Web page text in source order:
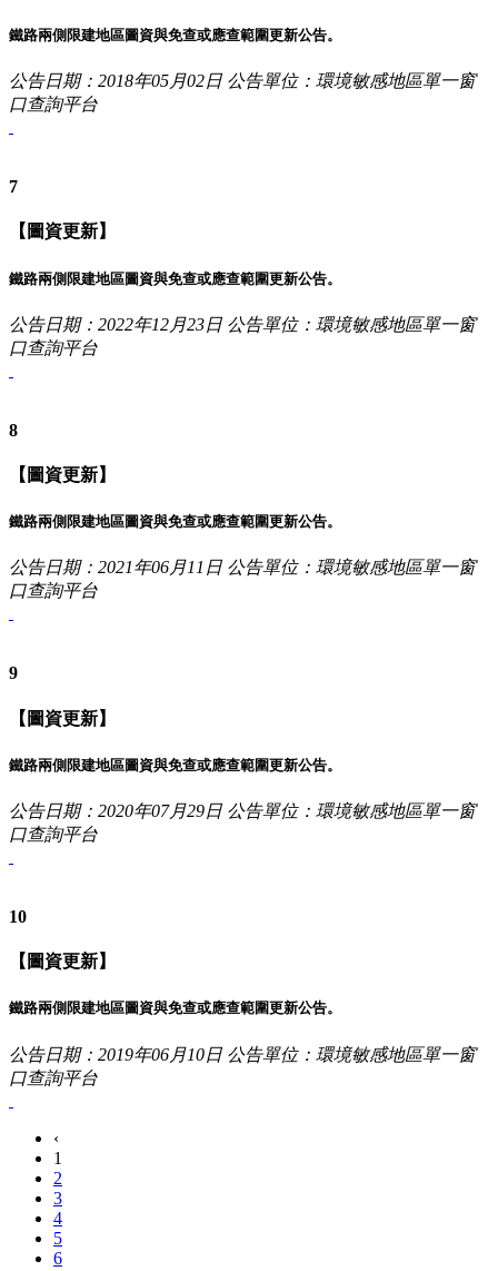
鐵路兩側限建地區圖資與免查或應查範圍更新公告。
公告日期：2018年05月02日 公告單位：環境敏感地區單一窗
口查詢平台
7
【圖資更新】
鐵路兩側限建地區圖資與免查或應查範圍更新公告。
公告日期：2022年12月23日 公告單位：環境敏感地區單一窗
口查詢平台
8
【圖資更新】
鐵路兩側限建地區圖資與免查或應查範圍更新公告。
公告日期：2021年06月11日 公告單位：環境敏感地區單一窗
口查詢平台
9
【圖資更新】
鐵路兩側限建地區圖資與免查或應查範圍更新公告。
公告日期：2020年07月29日 公告單位：環境敏感地區單一窗
口查詢平台
10
【圖資更新】
鐵路兩側限建地區圖資與免查或應查範圍更新公告。
公告日期：2019年06月10日 公告單位：環境敏感地區單一窗
口查詢平台
‹
1
2
3
4
5
6